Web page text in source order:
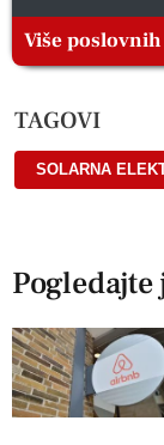
Više
TAGOVI
SOLARNA
Pogledajte